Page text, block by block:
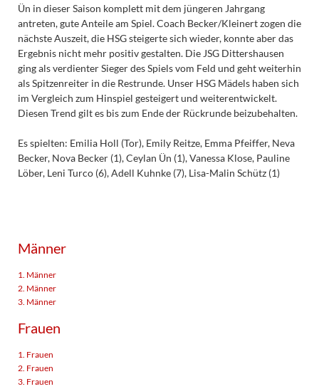
Ün in dieser Saison komplett mit dem jüngeren Jahrgang
antreten, gute Anteile am Spiel. Coach Becker/Kleinert zogen die
nächste Auszeit, die HSG steigerte sich wieder, konnte aber das
Ergebnis nicht mehr positiv gestalten. Die JSG Dittershausen
ging als verdienter Sieger des Spiels vom Feld und geht weiterhin
als Spitzenreiter in die Restrunde. Unser HSG Mädels haben sich
im Vergleich zum Hinspiel gesteigert und weiterentwickelt.
Diesen Trend gilt es bis zum Ende der Rückrunde beizubehalten.
Es spielten: Emilia Holl (Tor), Emily Reitze, Emma Pfeiffer, Neva
Becker, Nova Becker (1), Ceylan Ün (1), Vanessa Klose, Pauline
Löber, Leni Turco (6), Adell Kuhnke (7), Lisa-Malin Schütz (1)
Männer
1. Männer
2. Männer
3. Männer
Frauen
1. Frauen
2. Frauen
3. Frauen